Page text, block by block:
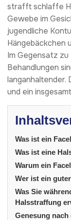
strafft schlaffe
Gewebe im
jugendliche
Hängebäckchen
Im Gegensatz
Behandlungen
langanhaltender.
und ein
Was ist ein
Was ist eine
Warum ein
Wer ist ein
Was Sie
Halsstraffung
Genesung